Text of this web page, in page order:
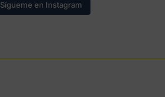
Sígueme en Instagram